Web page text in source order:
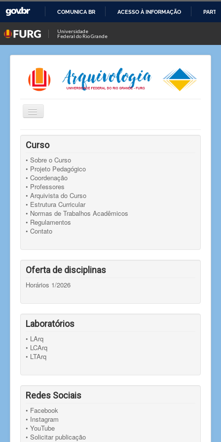
O
CONTEÚDO
COMUNICA BR ACESSO À INFORMAÇÃO
Universidade
Federal do Rio Grande
Alternar
Navegação
Você está aqui:
Palestra "Taxonomia: a hierarquização concretizada
através da Classificação Arquivística em Planos de
Classificação Documental e Quadros de Arranjo e o uso
no ICA-AtoM"
Curso
• Sobre o Curso
• Projeto Pedagógico
• Coordenação
• Professores
• Arquivista do Curso
• Estrutura Curricular
• Normas de Trabalhos Acadêmicos
• Regulamentos
• Contato
Oferta de disciplinas
Horários 1/2026
Laboratórios
• LArq
• LCArq
• LTArq
Redes Sociais
• Facebook
• Instagram
• YouTube
• Solicitar publicação